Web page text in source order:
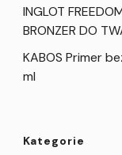
INGLOT
BRONZER DO
KABOS Primer
ml
Kategorie